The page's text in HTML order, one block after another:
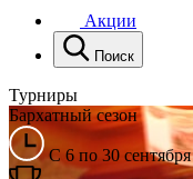
Акции
Поиск
Турниры
Бархатный сезон
С 6 по 30 сентября